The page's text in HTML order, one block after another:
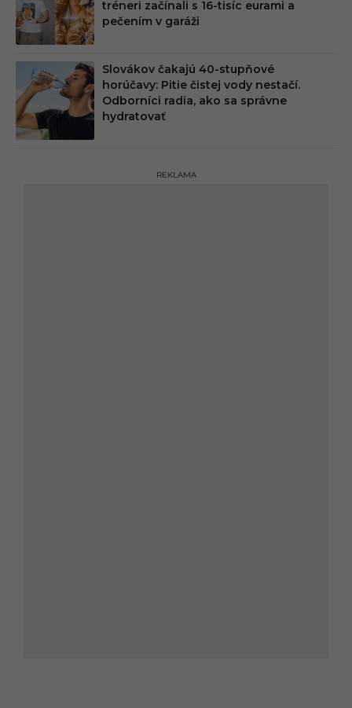
tréneri začínali s 16-tisíc eurami a
pečením v garáži
Slovákov čakajú 40-stupňové
horúčavy: Pitie čistej vody nestačí.
Odborníci radia, ako sa správne
hydratovať
REKLAMA